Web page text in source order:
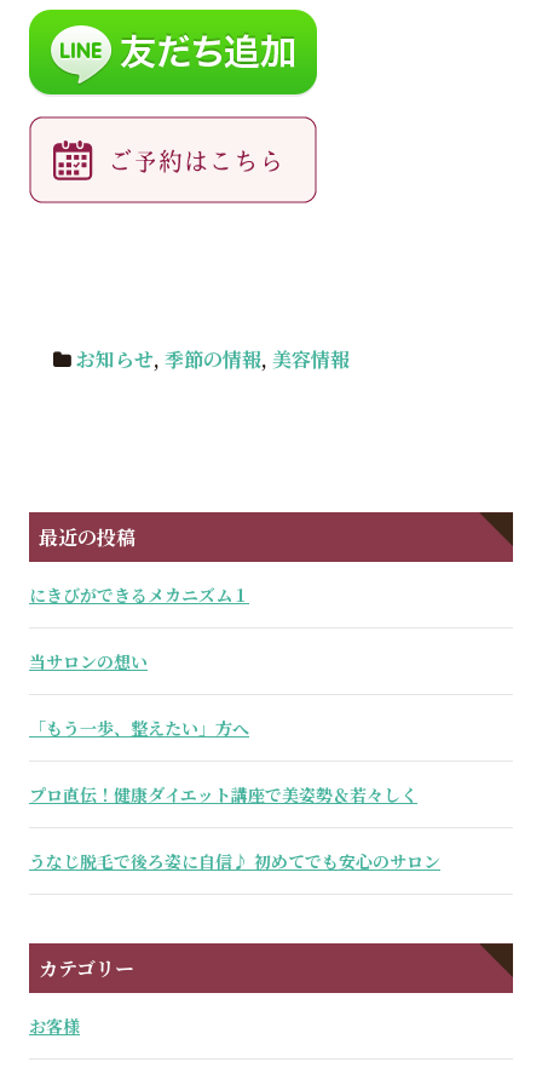
お知らせ, 季節の情報, 美容情報
最近の投稿
にきびができるメカニズム１
当サロンの想い
「もう一歩、整えたい」方へ
プロ直伝！健康ダイエット講座で美姿勢＆若々しく
うなじ脱毛で後ろ姿に自信♪ 初めてでも安心のサロン
カテゴリー
お客様